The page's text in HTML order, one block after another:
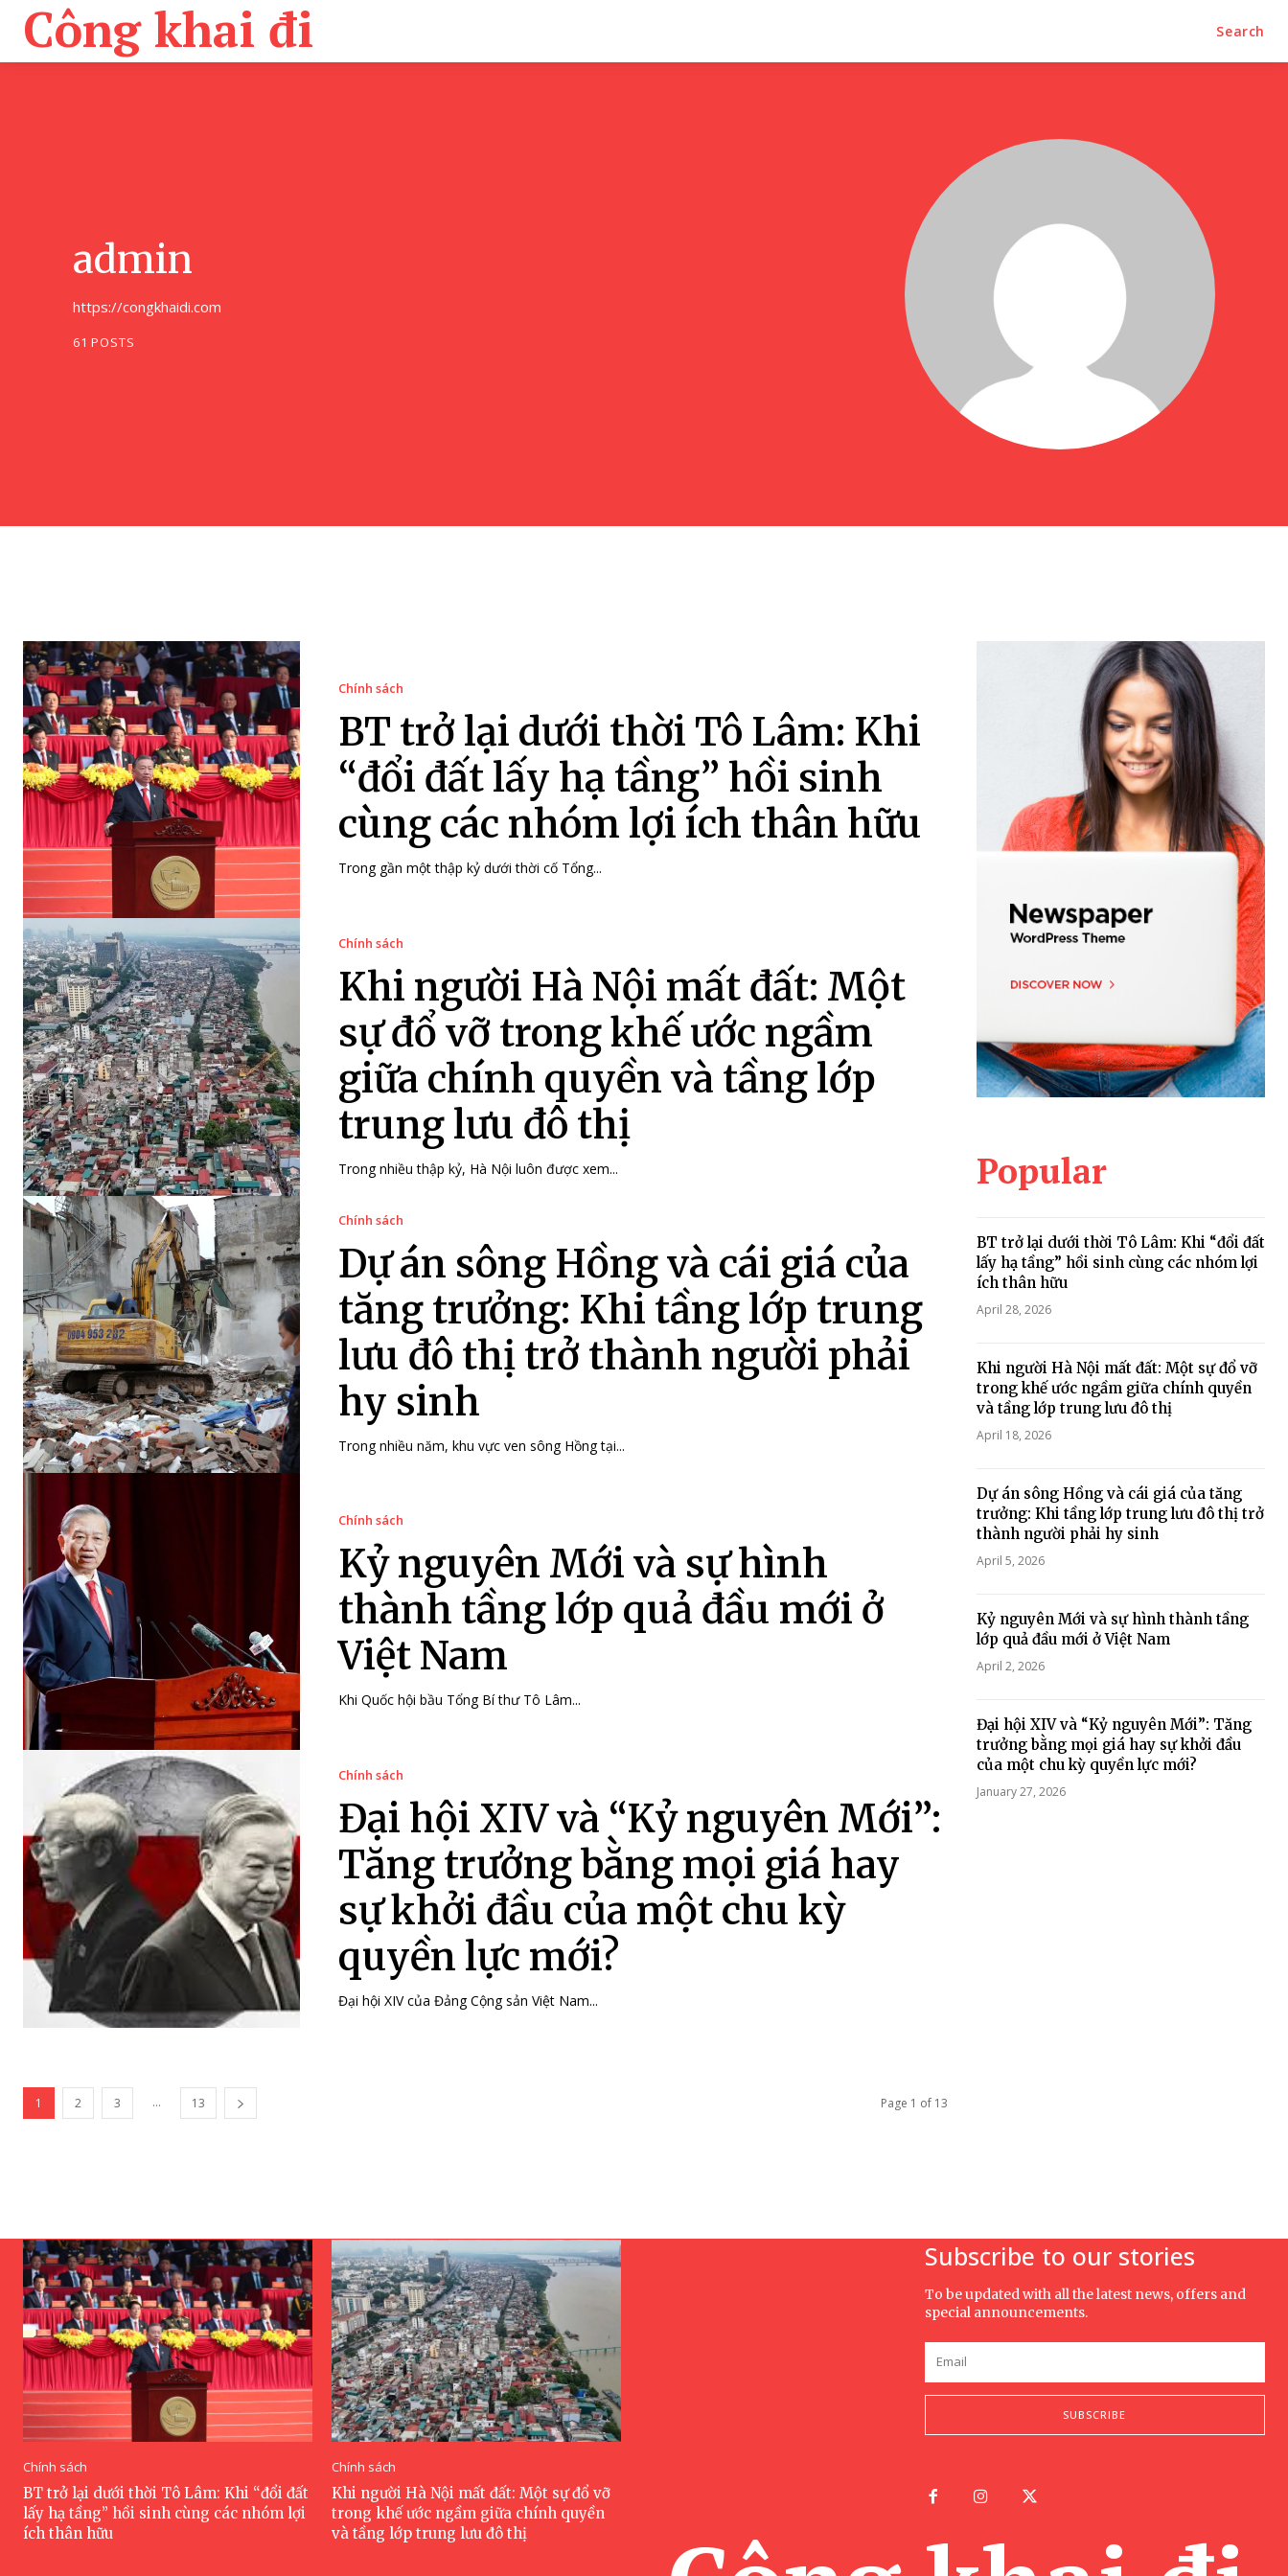
Công khai đi Search
admin
https://congkhaidi.com
61 POSTS
Chính sách
BT trở lại dưới thời Tô Lâm: Khi
“đổi đất lấy hạ tầng” hồi sinh
cùng các nhóm lợi ích thân hữu
Trong gần một thập kỷ dưới thời cố Tổng...
Chính sách
Khi người Hà Nội mất đất: Một
sự đổ vỡ trong khế ước ngầm
giữa chính quyền và tầng lớp
trung lưu đô thị
Trong nhiều thập kỷ, Hà Nội luôn được xem...
Chính sách
Dự án sông Hồng và cái giá của
tăng trưởng: Khi tầng lớp trung
lưu đô thị trở thành người phải
hy sinh
Trong nhiều năm, khu vực ven sông Hồng tại...
Chính sách
Kỷ nguyên Mới và sự hình
thành tầng lớp quả đầu mới ở
Việt Nam
Khi Quốc hội bầu Tổng Bí thư Tô Lâm...
Chính sách
Đại hội XIV và “Kỷ nguyên Mới”:
Tăng trưởng bằng mọi giá hay
sự khởi đầu của một chu kỳ
quyền lực mới?
Đại hội XIV của Đảng Cộng sản Việt Nam...
1 2 3 ... 13 Page 1 of 13
Popular
BT trở lại dưới thời Tô Lâm: Khi “đổi đất
lấy hạ tầng” hồi sinh cùng các nhóm lợi
ích thân hữu
April 28, 2026
Khi người Hà Nội mất đất: Một sự đổ vỡ
trong khế ước ngầm giữa chính quyền
và tầng lớp trung lưu đô thị
April 18, 2026
Dự án sông Hồng và cái giá của tăng
trưởng: Khi tầng lớp trung lưu đô thị trở
thành người phải hy sinh
April 5, 2026
Kỷ nguyên Mới và sự hình thành tầng
lớp quả đầu mới ở Việt Nam
April 2, 2026
Đại hội XIV và “Kỷ nguyên Mới”: Tăng
trưởng bằng mọi giá hay sự khởi đầu
của một chu kỳ quyền lực mới?
January 27, 2026
Chính sách
BT trở lại dưới thời Tô Lâm: Khi “đổi đất
lấy hạ tầng” hồi sinh cùng các nhóm lợi
ích thân hữu
Chính sách
Khi người Hà Nội mất đất: Một sự đổ vỡ
trong khế ước ngầm giữa chính quyền
và tầng lớp trung lưu đô thị
Subscribe to our stories
To be updated with all the latest news, offers and
special announcements.
SUBSCRIBE